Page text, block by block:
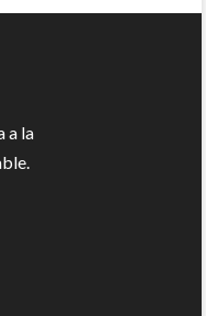
a la